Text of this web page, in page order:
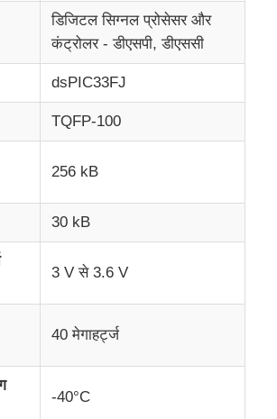
यूनिट
डिजिटल सिग्नल प्रोसेसर और
कंट्रोलर - डीएसपी, डीएससी
dsPIC33FJ
TQFP-100
256 kB
30 kB
3 V से 3.6 V
40 मेगाहर्ट्ज
-40°C